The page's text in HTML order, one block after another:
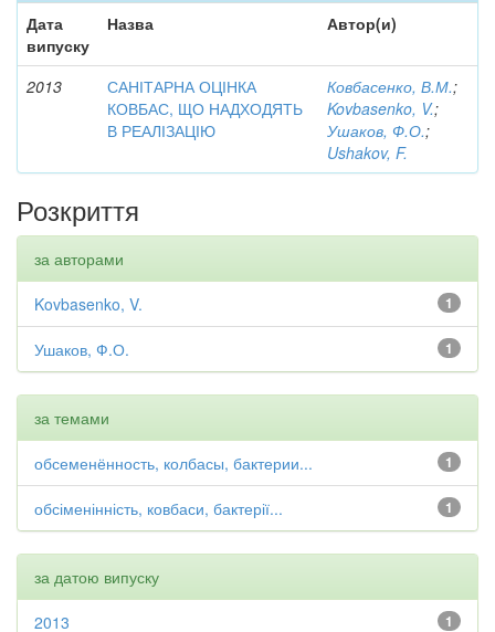
Дата
випуску
Назва Автор(и)
2013
САНІТАРНА ОЦІНКА
КОВБАС, ЩО НАДХОДЯТЬ
В РЕАЛІЗАЦІЮ
Ковбасенко, В.М.;
Kovbasenko, V.;
Ушаков, Ф.О.;
Ushakov, F.
Розкриття
за авторами
1
Kovbasenko, V.
1
Ушаков, Ф.О.
за темами
1
обсеменённость, колбасы, бактерии...
1
обсіменінність, ковбаси, бактерії...
за датою випуску
1
2013